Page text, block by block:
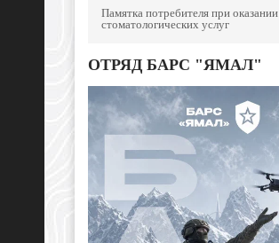
Памятка потребителя при оказании
стоматологических услуг
ОТРЯД БАРС "ЯМАЛ"